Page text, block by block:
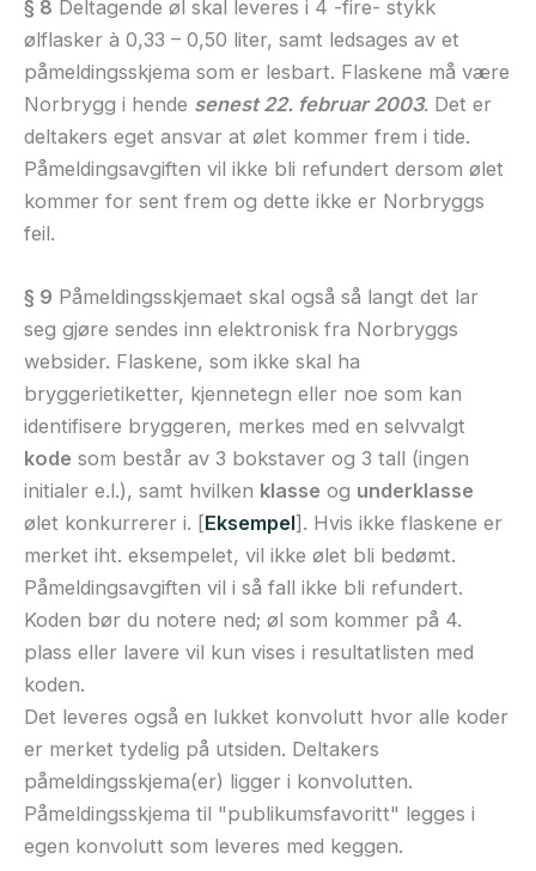
§ 8 Deltagende øl skal leveres i 4 -fire- stykk
ølflasker à 0,33 – 0,50 liter, samt ledsages av et
påmeldingsskjema som er lesbart. Flaskene må være
Norbrygg i hende senest 22. februar 2003. Det er
deltakers eget ansvar at ølet kommer frem i tide.
Påmeldingsavgiften vil ikke bli refundert dersom ølet
kommer for sent frem og dette ikke er Norbryggs
feil.
§ 9 Påmeldingsskjemaet skal også så langt det lar
seg gjøre sendes inn elektronisk fra Norbryggs
websider. Flaskene, som ikke skal ha
bryggerietiketter, kjennetegn eller noe som kan
identifisere bryggeren, merkes med en selvvalgt
kode som består av 3 bokstaver og 3 tall (ingen
initialer e.l.), samt hvilken klasse og underklasse
ølet konkurrerer i. [Eksempel]. Hvis ikke flaskene er
merket iht. eksempelet, vil ikke ølet bli bedømt.
Påmeldingsavgiften vil i så fall ikke bli refundert.
Koden bør du notere ned; øl som kommer på 4.
plass eller lavere vil kun vises i resultatlisten med
koden.
Det leveres også en lukket konvolutt hvor alle koder
er merket tydelig på utsiden. Deltakers
påmeldingsskjema(er) ligger i konvolutten.
Påmeldingsskjema til "publikumsfavoritt" legges i
egen konvolutt som leveres med keggen.